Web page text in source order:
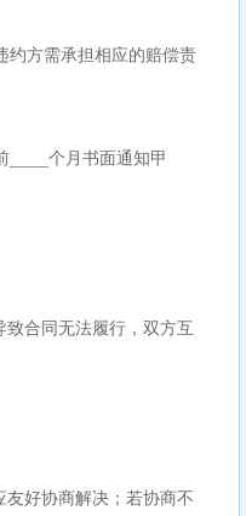
约方需承担相应的赔偿责
____个月书面通知甲
合同无法履行，双方互
好协商解决；若协商不